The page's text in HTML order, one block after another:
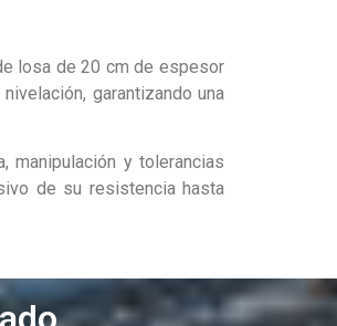
losa de 20 cm de espesor
garantizando una
manipulación y tolerancias
de su resistencia hasta